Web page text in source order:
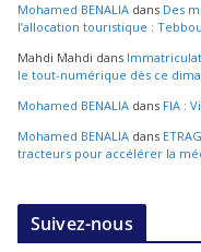
Mohamed BENALIA dans Des
l’allocation touristique :
Mahdi Mahdi dans
le tout-numérique dès ce
Mohamed BENALIA dans FIA :
Mohamed BENALIA dans
tracteurs pour accélérer la
Suivez-nous